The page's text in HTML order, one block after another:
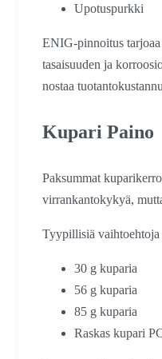
Upotuspurkki
ENIG-pinnoitus tarjoaa
tasaisuuden ja
nostaa
Kupari Paino
Paksummat
virrankantokykyä,
Tyypillisiä vaihtoehtoja
30 g kuparia
56 g kuparia
85 g kuparia
Raskas kupari